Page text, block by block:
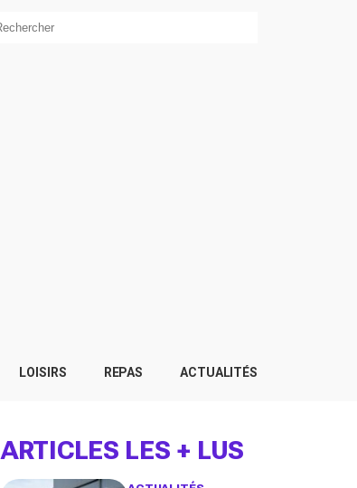
LOISIRS REPAS ACTUALITÉS
ARTICLES LES + LUS